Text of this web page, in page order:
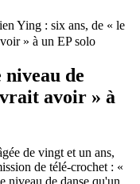
Ying : six ans, de « le
» à un EP solo
niveau de
avoir » à
de vingt et un ans,
de télé-crochet : «